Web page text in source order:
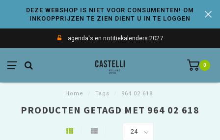
DEZE WEBSHOP IS NIET VOOR CONSUMENTEN! OM
INKOOPPRIJZEN TE ZIEN DIENT U IN TE LOGGEN
agenda's en notitiekalenders 2027
0
Home Tags 964 02 618
PRODUCTEN GETAGD MET 964 02 618